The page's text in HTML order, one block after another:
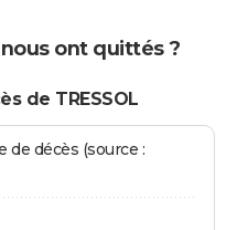
ont quittés ?
de TRESSOL
décès (source :